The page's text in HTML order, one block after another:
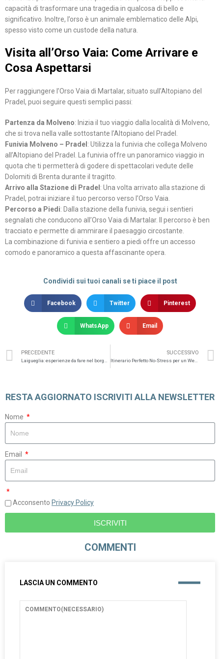
capacità di trasformare una tragedia in qualcosa di bello e
significativo. Inoltre, l’orso è un animale emblematico delle Alpi,
spesso visto come un custode della natura.
Visita all’Orso Vaia: Come Arrivare e
Cosa Aspettarsi
Per raggiungere l’Orso Vaia di Martalar, situato sull’Altopiano del
Pradel, puoi seguire questi semplici passi:
Partenza da Molveno: Inizia il tuo viaggio dalla località di Molveno,
che si trova nella valle sottostante l’Altopiano del Pradel.
Funivia Molveno – Pradel : Utilizza la funivia che collega Molveno
all’Altopiano del Pradel. La funivia offre un panoramico viaggio in
quota che ti permetterà di godere di spettacolari vedute delle
Dolomiti di Brenta durante il tragitto.
Arrivo alla Stazione di Pradel : Una volta arrivato alla stazione di
Pradel, potrai iniziare il tuo percorso verso l’Orso Vaia.
Percorso a Piedi: Dalla stazione della funivia, segui i sentieri
segnalati che conducono all’Orso Vaia di Martalar. Il percorso è ben
tracciato e permette di ammirare il paesaggio circostante.
La combinazione di funivia e sentiero a piedi offre un accesso
comodo e panoramico a questa affascinante opera.
Condividi sui tuoi canali se ti piace il post
Facebook Twitter Pinterest
WhatsApp Email
PRECEDENTE SUCCESSIVO
Itinerario Perfetto No-Stress per un Weekend a Procida
RESTA AGGIORNATO ISCRIVITI ALLA NEWSLETTER
Nome
Email
Acconsento Privacy Policy
ISCRIVITI
COMMENTI
LASCIA UN COMMENTO